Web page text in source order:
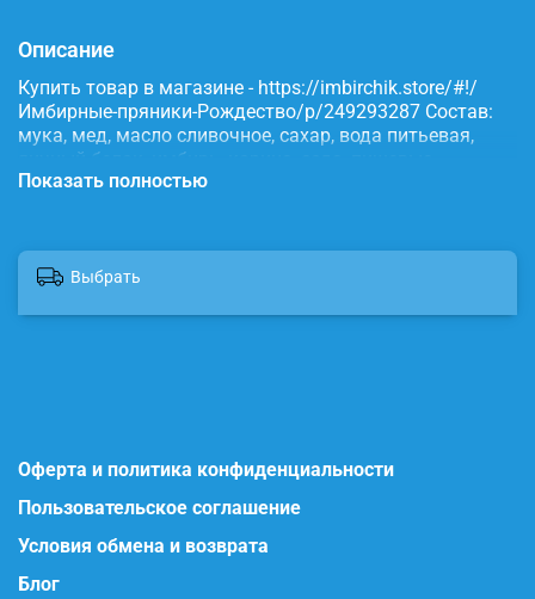
Описание
Купить товар в магазине - https://imbirchik.store/#!/
Имбирные-пряники-Рождество/p/249293287 Состав:
мука, мед, масло сливочное, сахар, вода питьевая,
яичный белок, имбирь, корица, сода, пищевые
красители.
Показать полностью
Выбрать
Оферта и политика конфиденциальности
Пользовательское соглашение
Условия обмена и возврата
Блог